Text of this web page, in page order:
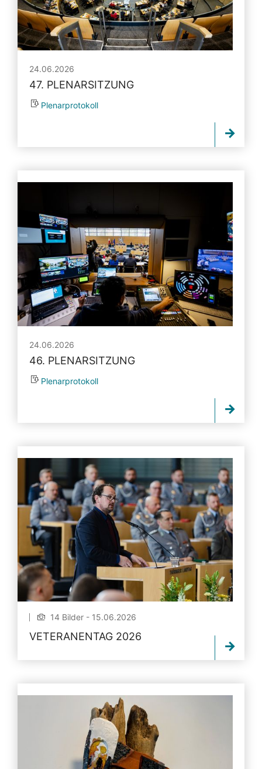
24.06.2026
47. PLENARSITZUNG
Plenarprotokoll
24.06.2026
46. PLENARSITZUNG
Plenarprotokoll
14 Bilder - 15.06.2026
VETERANENTAG 2026